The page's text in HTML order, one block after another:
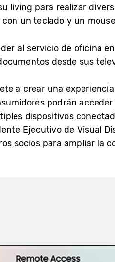
living para realizar
un teclado y un
al servicio de oficina
desde sus
a crear una
podrán
dispositivos
Ejecutivo de Visual
socios para ampliar la